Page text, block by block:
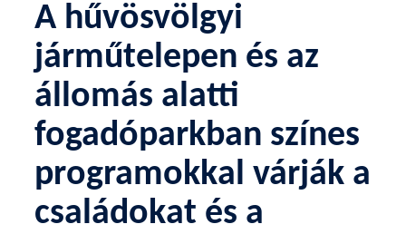
A hűvösvölgyi
járműtelepen és az
állomás alatti
fogadóparkban színes
programokkal várják a
családokat és a